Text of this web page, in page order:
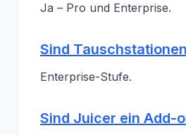
Ja – Pro und Enterprise.
Sind
Enterprise-Stufe.
Sind Juicer ein Add-